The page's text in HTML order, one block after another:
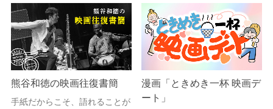
熊谷和徳の映画往復書簡
手紙だからこそ、語れることが
漫画「ときめき一杯 映画デ
ート」